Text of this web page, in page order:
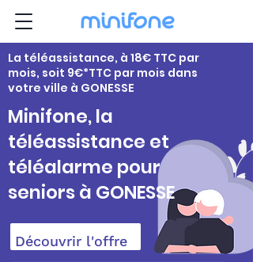
La téléassistance, à 18€ TTC par
mois, soit 9€*TTC par mois dans
votre ville à GONESSE
Minifone, la
téléassistance et
téléalarme pour
seniors à GONESSE
Découvrir l'offre